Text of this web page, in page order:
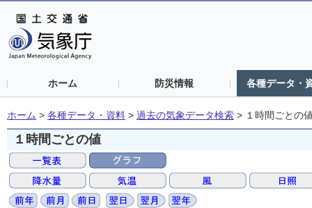
ホーム 防災情報 各種データ・
ホーム > 各種データ・資料 > 過去の気象データ検索 > １時間ごとの
１時間ごとの値